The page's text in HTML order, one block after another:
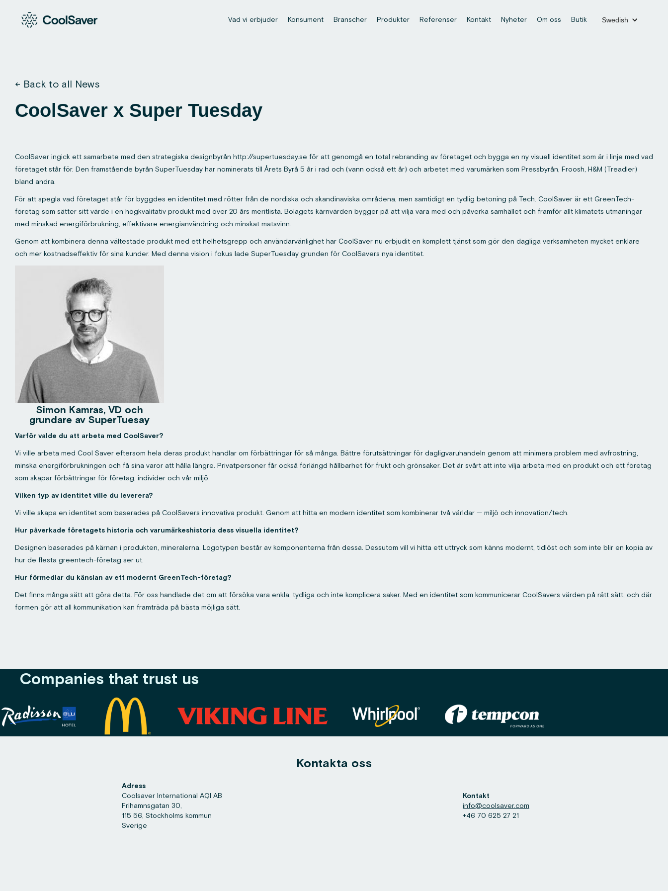
Vad vi erbjuder Konsument Branscher Produkter Referenser Kontakt Nyheter Om oss Butik Swedish
← Back to all News
CoolSaver x Super Tuesday
CoolSaver ingick ett samarbete med den strategiska designbyrån http://supertuesday.se för att genomgå en total rebranding av företaget och bygga en ny visuell identitet som är i linje med vad
företaget står för. Den framstående byrån SuperTuesday har nominerats till Årets Byrå 5 år i rad och (vann också ett år) och arbetet med varumärken som Pressbyrån, Froosh, H&M (Treadler)
bland andra.
För att spegla vad företaget står för byggdes en identitet med rötter från de nordiska och skandinaviska områdena, men samtidigt en tydlig betoning på Tech. CoolSaver är ett GreenTech-
företag som sätter sitt värde i en högkvalitativ produkt med över 20 års meritlista. Bolagets kärnvärden bygger på att vilja vara med och påverka samhället och framför allt klimatets utmaningar
med minskad energiförbrukning, effektivare energianvändning och minskat matsvinn.
Genom att kombinera denna vältestade produkt med ett helhetsgrepp och användarvänlighet har CoolSaver nu erbjudit en komplett tjänst som gör den dagliga verksamheten mycket enklare
och mer kostnadseffektiv för sina kunder. Med denna vision i fokus lade SuperTuesday grunden för CoolSavers nya identitet.
Simon Kamras, VD och
grundare av SuperTuesay
Varför valde du att arbeta med CoolSaver?
Vi ville arbeta med Cool Saver eftersom hela deras produkt handlar om förbättringar för så många. Bättre förutsättningar för dagligvaruhandeln genom att minimera problem med avfrostning,
minska energiförbrukningen och få sina varor att hålla längre. Privatpersoner får också förlängd hållbarhet för frukt och grönsaker. Det är svårt att inte vilja arbeta med en produkt och ett företag
som skapar förbättringar för företag, individer och vår miljö.
Vilken typ av identitet ville du leverera?
Vi ville skapa en identitet som baserades på CoolSavers innovativa produkt. Genom att hitta en modern identitet som kombinerar två världar — miljö och innovation/tech.
Hur påverkade företagets historia och varumärkeshistoria dess visuella identitet?
Designen baserades på kärnan i produkten, mineralerna. Logotypen består av komponenterna från dessa. Dessutom vill vi hitta ett uttryck som känns modernt, tidlöst och som inte blir en kopia av
hur de flesta greentech-företag ser ut.
Hur förmedlar du känslan av ett modernt GreenTech-företag?
Det finns många sätt att göra detta. För oss handlade det om att försöka vara enkla, tydliga och inte komplicera saker. Med en identitet som kommunicerar CoolSavers värden på rätt sätt, och där
formen gör att all kommunikation kan framträda på bästa möjliga sätt.
Companies that trust us
Kontakta oss
Adress
Coolsaver International AQI AB
Frihamnsgatan 30,
115 56, Stockholms kommun
Sverige
Kontakt
info@coolsaver.com
+46 70 625 27 21